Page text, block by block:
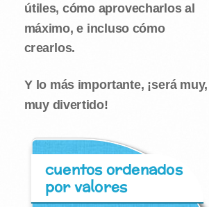
útiles, cómo aprovecharlos al
máximo, e incluso cómo
crearlos.
Y lo más importante, ¡será muy,
muy divertido!
cuentos ordenados
por valores